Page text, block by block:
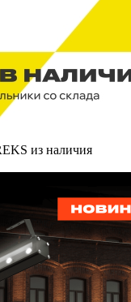
из наличия